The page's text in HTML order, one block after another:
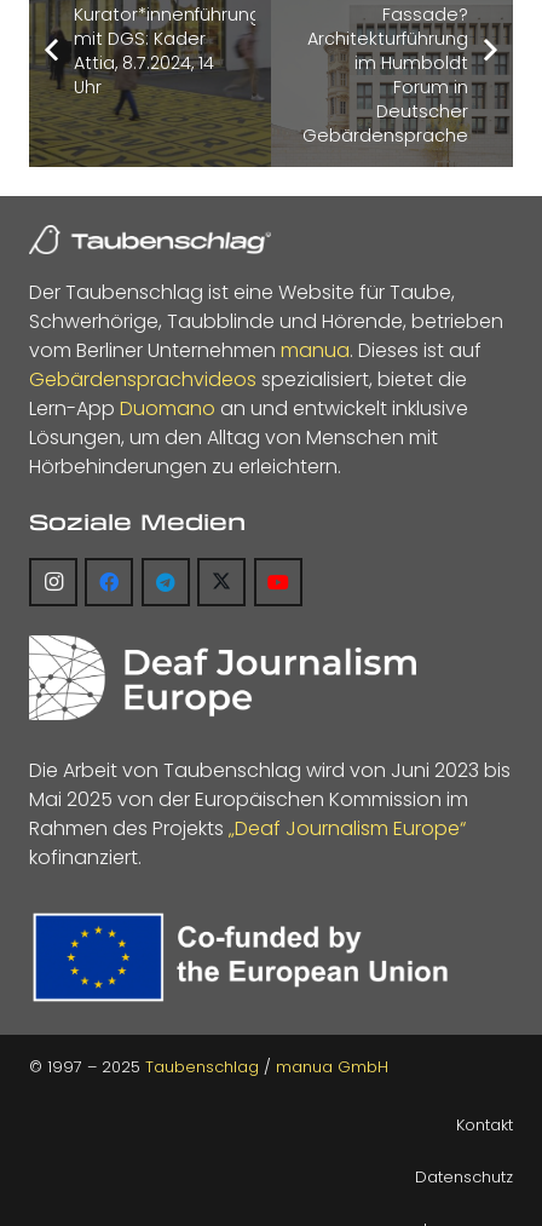
Kurator*innenführung
mit DGS: Kader
Attia, 8.7.2024, 14
Uhr
Fassade?
Architekturführung
im Humboldt
Forum in
Deutscher
Gebärdensprache
Der Taubenschlag ist eine Website für Taube,
Schwerhörige, Taubblinde und Hörende, betrieben
vom Berliner Unternehmen manua. Dieses ist auf
Gebärdensprachvideos spezialisiert, bietet die
Lern-App Duomano an und entwickelt inklusive
Lösungen, um den Alltag von Menschen mit
Hörbehinderungen zu erleichtern.
Soziale Medien
Die Arbeit von Taubenschlag wird von Juni 2023 bis
Mai 2025 von der Europäischen Kommission im
Rahmen des Projekts „Deaf Journalism Europe“
kofinanziert.
© 1997 – 2025 Taubenschlag / manua GmbH
Kontakt
Datenschutz